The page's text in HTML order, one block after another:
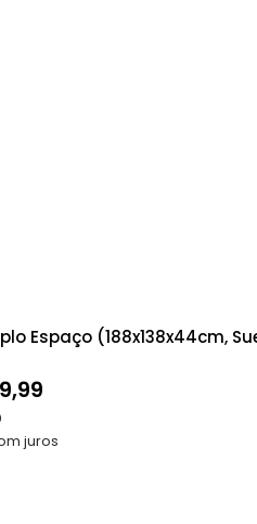
Espaço (188x138x44cm,
juros